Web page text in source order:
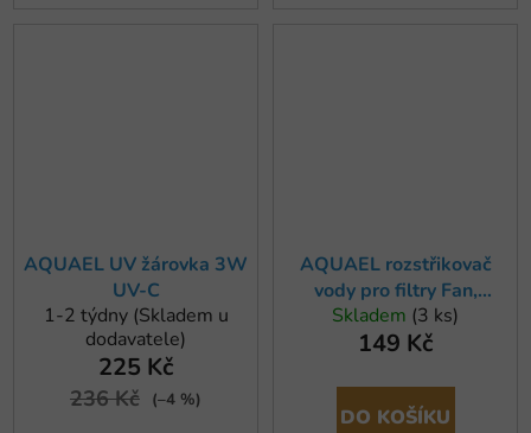
AQUAEL UV žárovka 3W
UV-C
1-2 týdny (Skladem u
dodavatele)
225 Kč
236 Kč (–4 %)
AQUAEL rozstřikovač
vody pro filtry Fan,
Unifilter a Circulator
Skladem (3 ks)
149 Kč
DO KOŠÍKU